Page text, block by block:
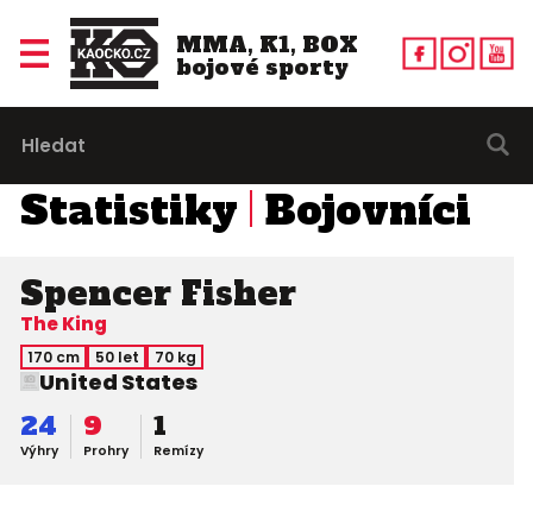
MMA, K1, BOX
bojové sporty
Statistiky Bojovníci
Spencer Fisher
The King
170 cm 50 let 70 kg
United States
Výhry
24
Prohry
9
Remízy
1